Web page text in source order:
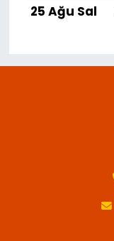
25 Ağu Sal